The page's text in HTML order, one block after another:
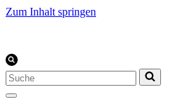
Zum Inhalt springen
Suchen
nach …